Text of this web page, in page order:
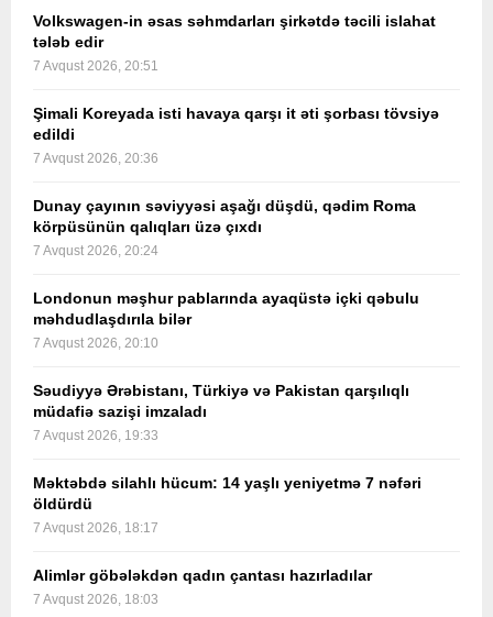
Volkswagen-in əsas səhmdarları şirkətdə təcili islahat
tələb edir
7 Avqust 2026, 20:51
Şimali Koreyada isti havaya qarşı it əti şorbası tövsiyə
edildi
7 Avqust 2026, 20:36
Dunay çayının səviyyəsi aşağı düşdü, qədim Roma
körpüsünün qalıqları üzə çıxdı
7 Avqust 2026, 20:24
Londonun məşhur pablarında ayaqüstə içki qəbulu
məhdudlaşdırıla bilər
7 Avqust 2026, 20:10
Səudiyyə Ərəbistanı, Türkiyə və Pakistan qarşılıqlı
müdafiə sazişi imzaladı
7 Avqust 2026, 19:33
Məktəbdə silahlı hücum: 14 yaşlı yeniyetmə 7 nəfəri
öldürdü
7 Avqust 2026, 18:17
Alimlər göbələkdən qadın çantası hazırladılar
7 Avqust 2026, 18:03